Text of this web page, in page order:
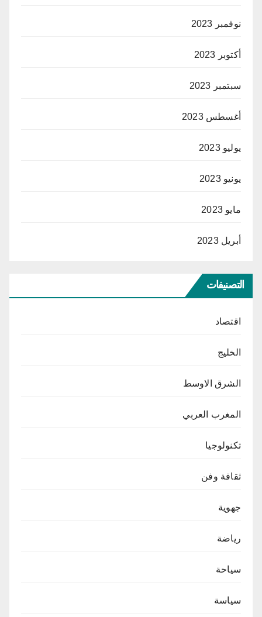
نوفمبر 2023
أكتوبر 2023
سبتمبر 2023
أغسطس 2023
يوليو 2023
يونيو 2023
مايو 2023
أبريل 2023
التصنيفات
اقتصاد
الخليج
الشرق الاوسط
المغرب العربي
تكنولوجيا
ثقافة وفن
جهوية
رياضة
سياحة
سياسة